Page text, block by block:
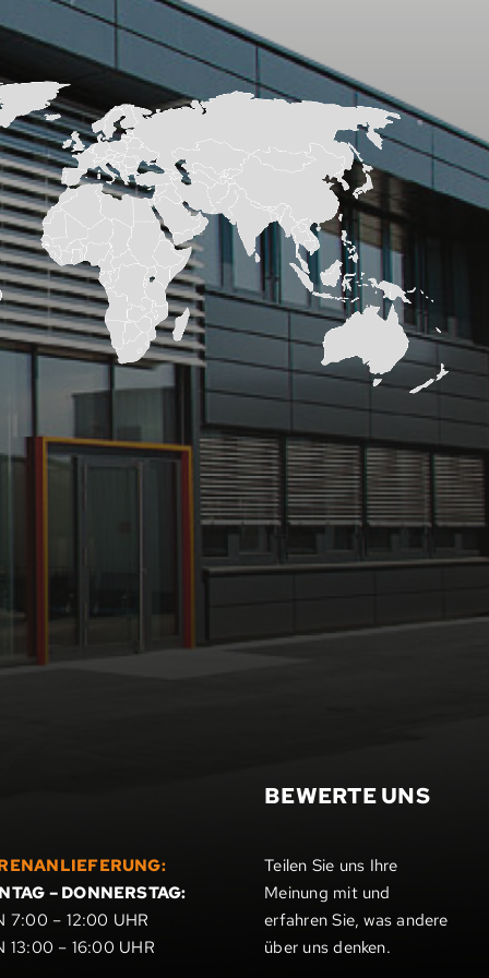
– DONNERSTAG:
7:00 – 12:00 UHR
13:00 – 16:00 UHR
BEWERTE UNS
Teilen Sie uns Ihre
Meinung mit und
erfahren Sie, was andere
über uns denken.